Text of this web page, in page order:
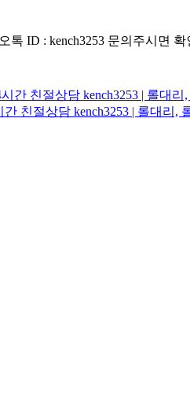
톡 ID : kench3253 문의주시면
간 친절상담 kench3253 | 롤대
친절상담 kench3253 | 롤대리,